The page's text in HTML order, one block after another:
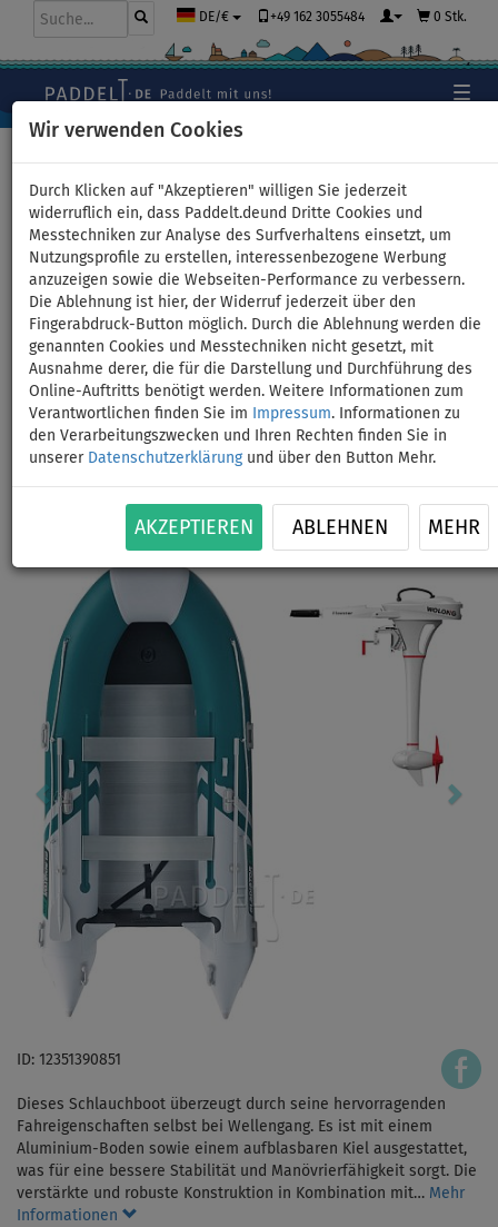
Wir verwenden Cookies
Durch Klicken auf "Akzeptieren" willigen Sie jederzeit
widerruflich ein, dass Paddelt.deund Dritte Cookies und
Messtechniken zur Analyse des Surfverhaltens einsetzt, um
Nutzungsprofile zu erstellen, interessenbezogene Werbung
anzuzeigen sowie die Webseiten-Performance zu verbessern.
Die Ablehnung ist hier, der Widerruf jederzeit über den
Fingerabdruck-Button möglich. Durch die Ablehnung werden die
genannten Cookies und Messtechniken nicht gesetzt, mit
Ausnahme derer, die für die Darstellung und Durchführung des
Online-Auftritts benötigt werden. Weitere Informationen zum
Verantwortlichen finden Sie im
Impressum. Informationen zu
den Verarbeitungszwecken und Ihren Rechten finden Sie in
unserer Datenschutzerklärungund über den Button Mehr.
AKZEPTIEREN ABLEHNEN MEHR
DE/€ +49 162 3055484 0 Stk.
Schlauchboot GLADIATOR
CLASSIC B370AL sea green
white mit Aluminiumboden -
Set: mit Elektromotor
WOOLONG 1,5 kW
BIS
Previous Next
ID: 12351390851
Dieses Schlauchboot überzeugt durch seine hervorragenden
Fahreigenschaften selbst bei Wellengang. Es ist mit einem
Aluminium-Boden sowie einem aufblasbaren Kiel ausgestattet,
was für eine bessere Stabilität und Manövrierfähigkeit sorgt. Die
verstärkte und robuste Konstruktion in Kombination mit… Mehr
Informationen